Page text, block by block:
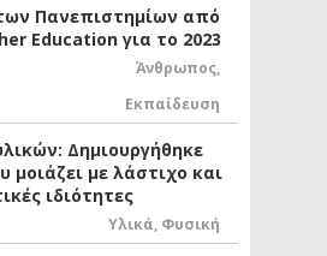
Πανεπιστημίων από
Education για το 2023
Άνθρωπος,
Εκπαίδευση
Δημιουργήθηκε
μοιάζει με λάστιχο και
ιδιότητες
Υλικά, Φυσική